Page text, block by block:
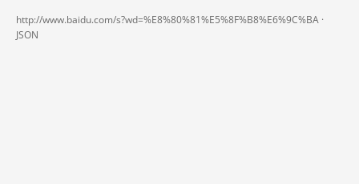
http://www.baidu.com/s?wd=%E8%80%81%E5%8F%B8%E6%9C%BA ·
JSON